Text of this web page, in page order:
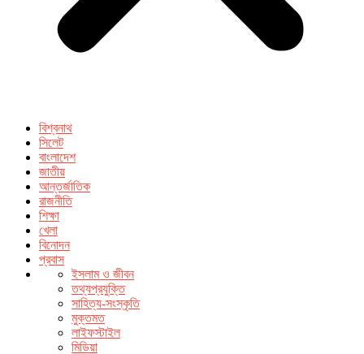
বিশ্বনাথ
সিলেট
বাংলাদেশ
জাতীয়
আন্তর্জাতিক
রাজনীতি
শিক্ষা
খেলা
বিনোদন
প্রবাস
ইসলাম ও জীবন
তথ্যপ্রযুক্তি
সাহিত্য-সংস্কৃতি
মুক্তমত
লাইফস্টাইল
মিডিয়া